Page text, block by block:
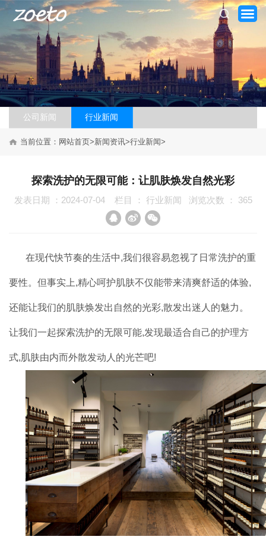
网站首页
关于我们
产品系列
加盟案例
公司新闻 行业新闻
当前位置： 网站首页>新闻资讯>行业新闻>
探索洗护的无限可能：让肌肤焕发自然光彩
发表日期 ：2024-07-04 栏目 ： 行业新闻 浏览次数 ： 365
在现代快节奏的生活中,我们很容易忽视了日常洗护的重
要性。但事实上,精心呵护肌肤不仅能带来清爽舒适的体验,
还能让我们的肌肤焕发出自然的光彩,散发出迷人的魅力。
让我们一起探索洗护的无限可能,发现最适合自己的护理方
式,肌肤由内而外散发动人的光芒吧!